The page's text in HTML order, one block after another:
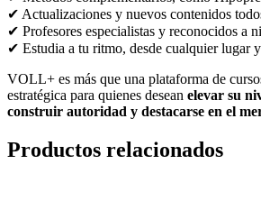
✔ Actualizaciones y nuevos contenidos
✔ Profesores especialistas y reconocidos a
✔ Estudia a tu ritmo, desde cualquier lugar
VOLL+ es más que una plataforma de
estratégica para quienes desean elevar su
construir autoridad y destacarse en el
Productos relacionados